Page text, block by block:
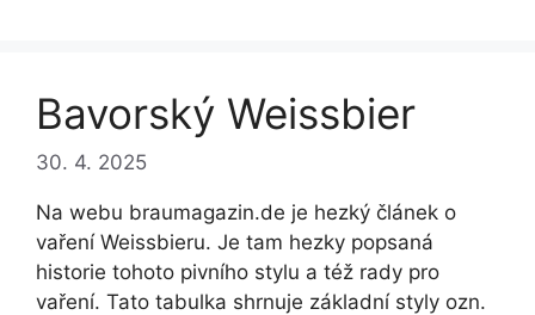
Bavorský Weissbier
30. 4. 2025
Na webu braumagazin.de je hezký článek o
vaření Weissbieru. Je tam hezky popsaná
historie tohoto pivního stylu a též rady pro
vaření. Tato tabulka shrnuje základní styly ozn.